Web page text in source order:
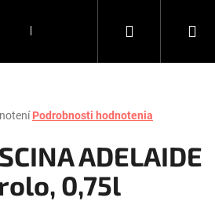
DARČEKY KÁVAHľadať
Podrobnosti hodnotenia
ADELAIDE
0,75l